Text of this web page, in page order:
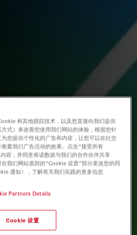
和其他跟踪技术，以及您直接向我们提供
式）来改善您使用我们网站的体验，根据您针
您提供个性化的广告和内容，让您可以在社交
量我们广告活动的效果。点击“接受所有
容，并同意将该数据与我们的合作伙伴共享
在我们网站底部的“Cookie 设置”部分更改您的同
通知》，了解有关我们实践的更多信息
Partners Details
Cookie 设置